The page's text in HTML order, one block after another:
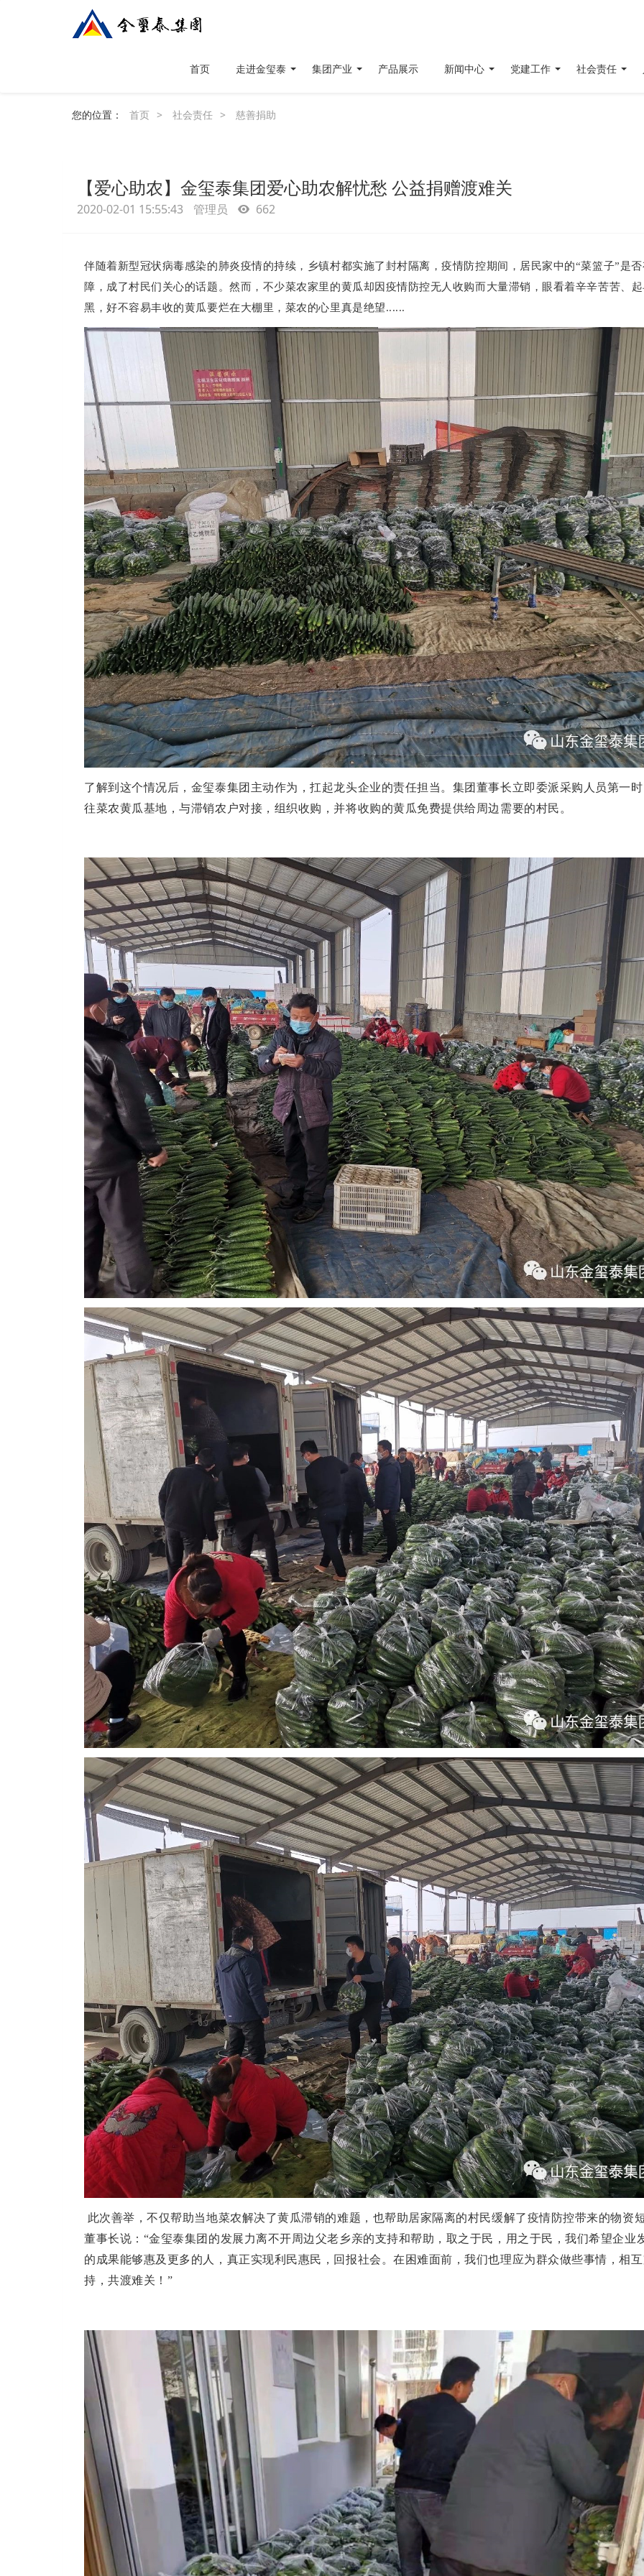
首页 走进金玺泰 集团产业 产品展示 新闻中心 党建工作 社会责任
您的位置： 首页 > 社会责任 > 慈善捐助
【爱心助农】金玺泰集团爱心助农解忧愁 公益捐赠渡难关
2020-02-01 15:55:43 管理员 662
伴随着新型冠状病毒感染的肺炎疫情的持续，乡镇村都实施了封村隔离，疫情防控期间，居民家中的“菜篮子”是
障，成了村民们关心的话题。然而，不少菜农家里的黄瓜却因疫情防控无人收购而大量滞销，眼看着辛辛苦苦、
黑，好不容易丰收的黄瓜要烂在大棚里，菜农的心里真是绝望......
了解到这个情况后，金玺泰集团主动作为，扛起龙头企业的责任担当。集团董事长立即委派采购人员第一
往菜农黄瓜基地，与滞销农户对接，组织收购，并将收购的黄瓜免费提供给周边需要的村民。
此次善举，不仅帮助当地菜农解决了黄瓜滞销的难题，也帮助居家隔离的村民缓解了疫情防控带来的物资
董事长说：“金玺泰集团的发展力离不开周边父老乡亲的支持和帮助，取之于民，用之于民，我们希望企业
的成果能够惠及更多的人，真正实现利民惠民，回报社会。在困难面前，我们也理应为群众做些事情，相
持，共渡难关！”